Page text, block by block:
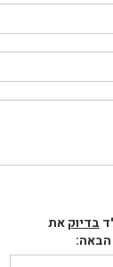
בדיוקאת
הבאה: